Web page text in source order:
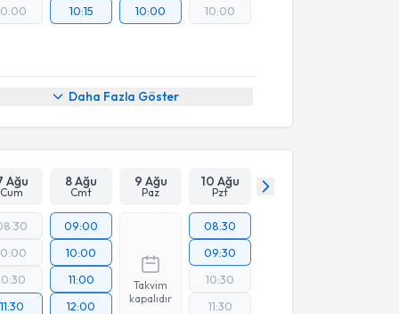
10:15
10:00
10:00
Daha Fazla Göster
Ağu
Cum
8 Ağu
Cmt
9 Ağu
Paz
10 Ağu
Pzt
11:30
09:00
10:00
11:00
12:00
Takvim
kapalıdır
08:30
09:30
10:30
11:30